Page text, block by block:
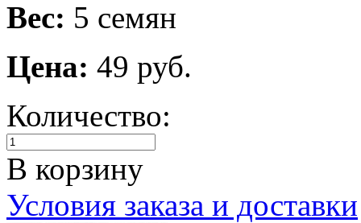
Вес: 5 семян
Цена: 49 руб.
Количество:
В корзину
Условия заказа и доставки